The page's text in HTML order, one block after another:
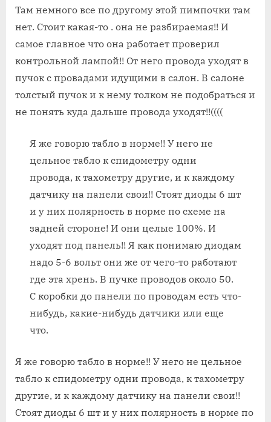
Там немного все по другому этой пимпочки там
нет. Стоит какая-то . она не разбираемая!! И
самое главное что она работает проверил
контрольной лампой!! От него провода уходят в
пучок с провадами идущими в салон. В салоне
толстый пучок и к нему толком не подобраться и
не понять куда дальше провода уходят!!((((
Я же говорю табло в норме!! У него не
цельное табло к спидометру одни
провода, к тахометру другие, и к каждому
датчику на панели свои!! Стоят диоды 6 шт
и у них полярность в норме по схеме на
задней стороне! И они целые 100%. И
уходят под панель!! Я как понимаю диодам
надо 5-6 вольт они же от чего-то работают
где эта хрень. В пучке проводов около 50.
С коробки до панели по проводам есть что-
нибудь, какие-нибудь датчики или еще
что.
Я же говорю табло в норме!! У него не цельное
табло к спидометру одни провода, к тахометру
другие, и к каждому датчику на панели свои!!
Стоят диоды 6 шт и у них полярность в норме по